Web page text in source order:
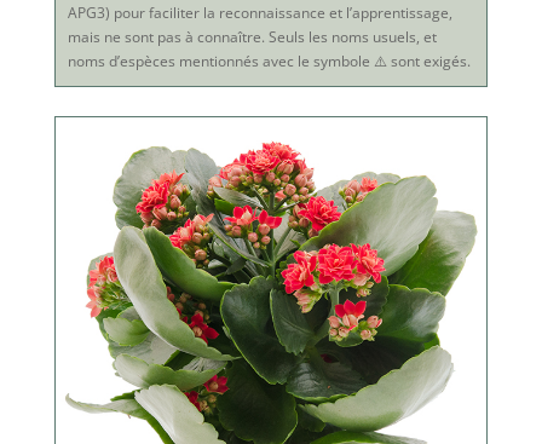
APG3) pour faciliter la reconnaissance et l’apprentissage,
mais ne sont pas à connaître. Seuls les noms usuels, et
noms d’espèces mentionnés avec le symbole ⚠️ sont exigés.